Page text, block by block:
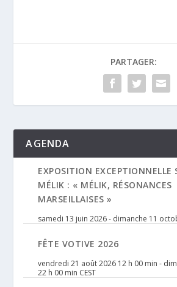
PARTAGER:
AGENDA
EXPOSITION EXCEPTIONNELLE
MÉLIK : « MÉLIK, RÉSONANCES
MARSEILLAISES »
samedi 13 juin 2026- dimanche 11
FÊTE VOTIVE 2026
vendredi 21 août 2026 12 h 00 min -
22 h 00 min CEST